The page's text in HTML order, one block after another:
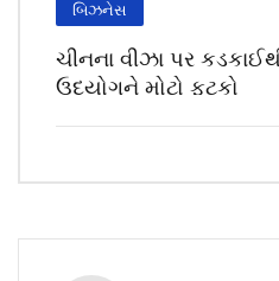
બિઝનેસ
ચીનના વીઝા પર
ઉદ્યોગને મોટો ફટકો